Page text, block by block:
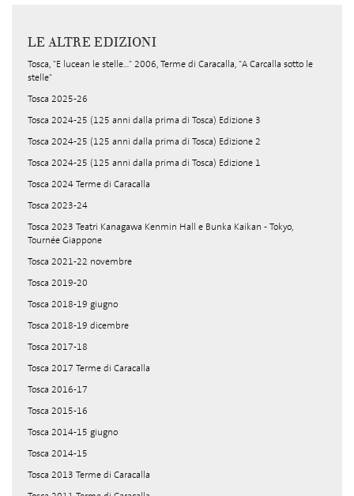
LE ALTRE EDIZIONI
Tosca, "E lucean le stelle..." 2006, Terme di Caracalla, "A Carcalla sotto le
stelle"
Tosca 2025-26
Tosca 2024-25 (125 anni dalla prima di Tosca) Edizione 3
Tosca 2024-25 (125 anni dalla prima di Tosca) Edizione 2
Tosca 2024-25 (125 anni dalla prima di Tosca) Edizione 1
Tosca 2024 Terme di Caracalla
Tosca 2023-24
Tosca 2023 Teatri Kanagawa Kenmin Hall e Bunka Kaikan - Tokyo,
Tournée Giappone
Tosca 2021-22 novembre
Tosca 2019-20
Tosca 2018-19 giugno
Tosca 2018-19 dicembre
Tosca 2017-18
Tosca 2017 Terme di Caracalla
Tosca 2016-17
Tosca 2015-16
Tosca 2014-15 giugno
Tosca 2014-15
Tosca 2013 Terme di Caracalla